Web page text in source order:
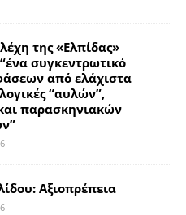
της «Ελπίδας»
συγκεντρωτικό
από ελάχιστα
“αυλών”,
παρασκηνιακών
Αξιοπρέπεια